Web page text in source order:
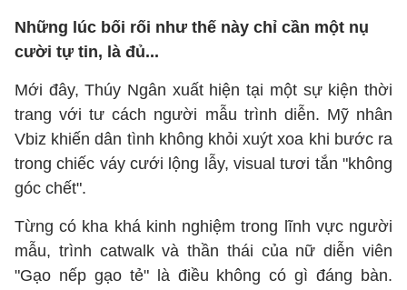
Những lúc bối rối như thế này chỉ cần một nụ
cười tự tin, là đủ...
Mới đây, Thúy Ngân xuất hiện tại một sự kiện thời
trang với tư cách người mẫu trình diễn. Mỹ nhân
Vbiz khiến dân tình không khỏi xuýt xoa khi bước ra
trong chiếc váy cưới lộng lẫy, visual tươi tắn "không
góc chết".
Từng có kha khá kinh nghiệm trong lĩnh vực người
mẫu, trình catwalk và thần thái của nữ diễn viên
"Gạo nếp gạo tẻ" là điều không có gì đáng bàn.